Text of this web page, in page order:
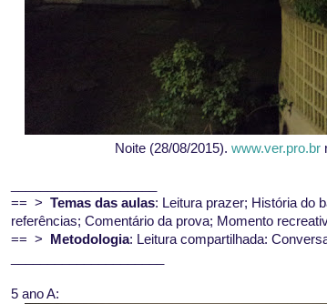
Noite (28/08/2015). www.ver.pro.br
== > Temas das aulas: Leitura prazer; História do
referências; Comentário da prova; Momento
== > Metodologia: Leitura compartilhada:
5 ano A: